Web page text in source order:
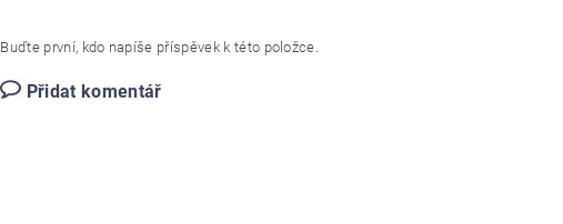
Buďte první, kdo napíše příspěvek k této položce.
Přidat komentář